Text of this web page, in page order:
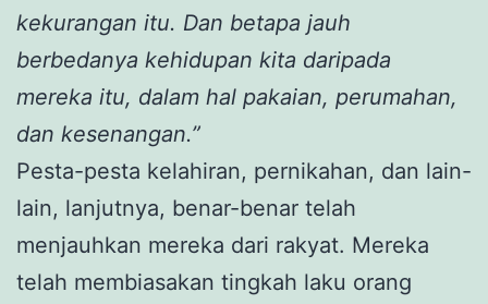
kekurangan itu. Dan betapa jauh
berbedanya kehidupan kita daripada
mereka itu, dalam hal pakaian, perumahan,
dan kesenangan.”
Pesta-pesta kelahiran, pernikahan, dan lain-
lain, lanjutnya, benar-benar telah
menjauhkan mereka dari rakyat. Mereka
telah membiasakan tingkah laku orang